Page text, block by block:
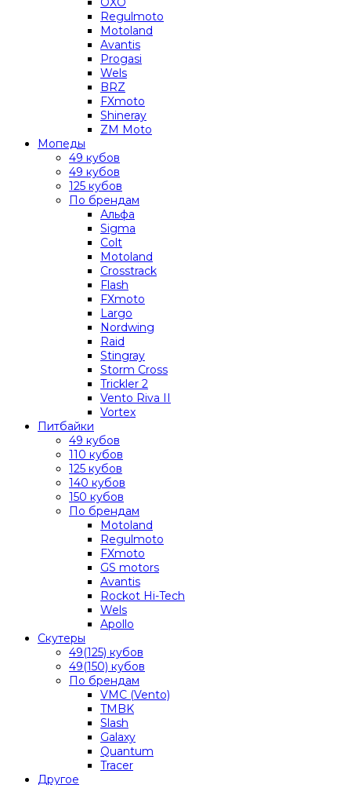
Regulmoto
Motoland
Avantis
Progasi
Wels
BRZ
FXmoto
Shineray
ZM Moto
Мопеды
49 кубов
49 кубов
125 кубов
По брендам
Альфа
Sigma
Colt
Motoland
Crosstrack
Flash
FXmoto
Largo
Nordwing
Raid
Stingray
Storm Cross
Trickler 2
Vento Riva II
Vortex
Питбайки
49 кубов
110 кубов
125 кубов
140 кубов
150 кубов
По брендам
Motoland
Regulmoto
FXmoto
GS motors
Avantis
Rockot Hi-Tech
Wels
Apollo
Скутеры
49(125) кубов
49(150) кубов
По брендам
VMC (Vento)
TMBK
Slash
Galaxy
Quantum
Tracer
Другое